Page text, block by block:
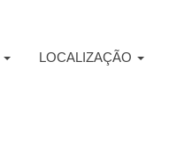
LOCALIZAÇÃO